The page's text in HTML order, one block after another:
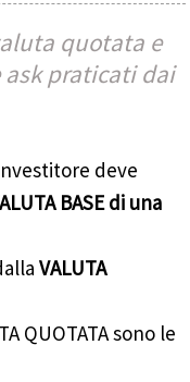
quotata e
praticati dai
deve
BASE di una
VALUTA
QUOTATA sono le